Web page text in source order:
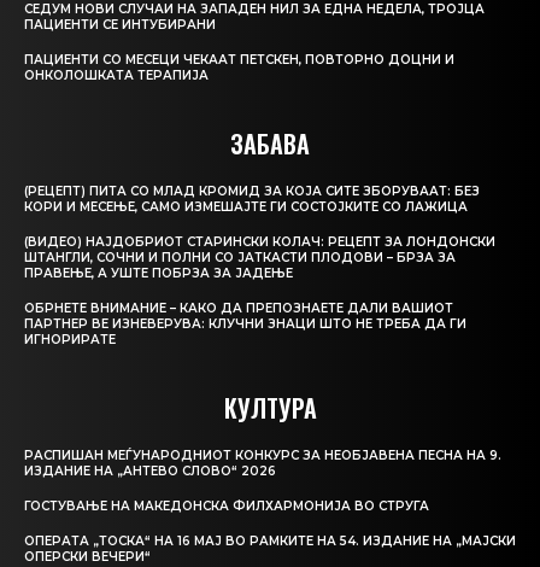
СЕДУМ НОВИ СЛУЧАИ НА ЗАПАДЕН НИЛ ЗА ЕДНА НЕДЕЛА, ТРОЈЦА
ПАЦИЕНТИ СЕ ИНТУБИРАНИ
ПАЦИЕНТИ СО МЕСЕЦИ ЧЕКААТ ПЕТСКЕН, ПОВТОРНО ДОЦНИ И
ОНКОЛОШКАТА ТЕРАПИЈА
ЗАБАВА
(РЕЦЕПТ) ПИТА СО МЛАД КРОМИД ЗА КОЈА СИТЕ ЗБОРУВААТ: БЕЗ
КОРИ И МЕСЕЊЕ, САМО ИЗМЕШАЈТЕ ГИ СОСТОЈКИТЕ СО ЛАЖИЦА
(ВИДЕО) НАЈДОБРИОТ СТАРИНСКИ КОЛАЧ: РЕЦЕПТ ЗА ЛОНДОНСКИ
ШТАНГЛИ, СОЧНИ И ПОЛНИ СО ЈАТКАСТИ ПЛОДОВИ – БРЗА ЗА
ПРАВЕЊЕ, А УШТЕ ПОБРЗА ЗА ЈАДЕЊЕ
ОБРНЕТЕ ВНИМАНИЕ – КАКО ДА ПРЕПОЗНАЕТЕ ДАЛИ ВАШИОТ
ПАРТНЕР ВЕ ИЗНЕВЕРУВА: КЛУЧНИ ЗНАЦИ ШТО НЕ ТРЕБА ДА ГИ
ИГНОРИРАТЕ
КУЛТУРА
РАСПИШАН МЕЃУНАРОДНИОТ КОНКУРС ЗА НЕОБЈАВЕНА ПЕСНА НА 9.
ИЗДАНИЕ НА „АНТЕВО СЛОВО“ 2026
ГОСТУВАЊЕ НА МАКЕДОНСКА ФИЛХАРМОНИЈА ВО СТРУГА
ОПЕРАТА „ТОСКА“ НА 16 МАЈ ВО РАМКИТЕ НА 54. ИЗДАНИЕ НА „МАЈСКИ
ОПЕРСКИ ВЕЧЕРИ“